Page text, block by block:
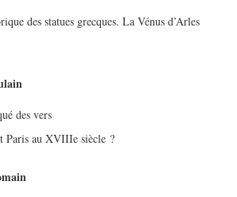
des statues grecques. La Vénus d’Arles
des vers
Paris au XVIIIe siècle ?